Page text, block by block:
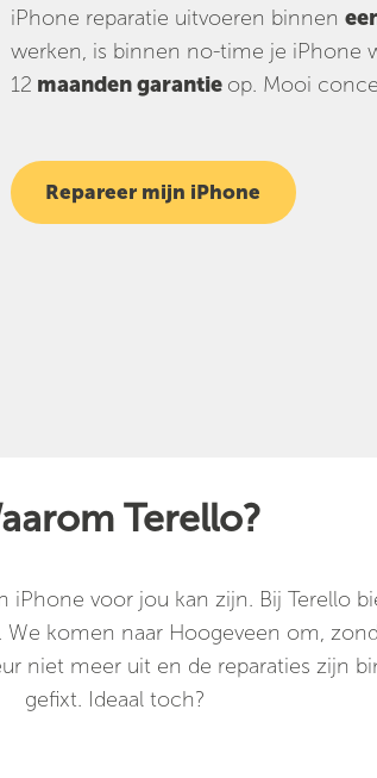
iPhone reparatie uitvoeren binnen
werken, is binnen no-time je iPhone
12 maanden garantie op. Mooi
Repareer mijn iPhone
Terello?
voor jou kan zijn. Bij Terello
We komen naar Hoogeveen om,
niet meer uit en de reparaties zijn
gefixt. Ideaal toch?